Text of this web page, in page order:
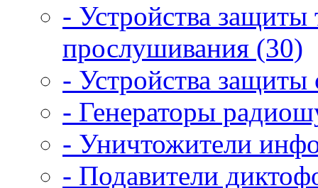
- Устройства
прослушивания (30)
- Устройства
- Генераторы
- Уничтожители
- Подавители